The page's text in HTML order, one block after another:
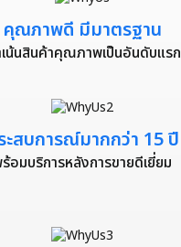
คุณภาพดี มีมาตรฐาน
เน้นสินค้าคุณภาพเป็นอันดับแรก
ะสบการณ์มากกว่า 15 ปี
อมบริการหลังการขายดีเยี่ยม